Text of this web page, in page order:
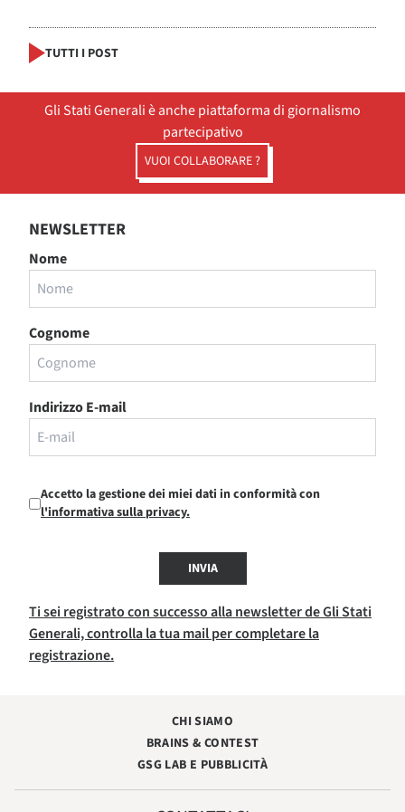
TUTTI I POST
Gli Stati Generali è anche piattaforma di giornalismo
partecipativo
VUOI COLLABORARE ?
NEWSLETTER
Nome
Cognome
Indirizzo E-mail
Accetto la gestione dei miei dati in conformità con
l'informativa sulla privacy.
INVIA
Ti sei registrato con successo alla newsletter de Gli Stati
Generali, controlla la tua mail per completare la
registrazione.
CHI SIAMO
BRAINS & CONTEST
GSG LAB E PUBBLICITÀ